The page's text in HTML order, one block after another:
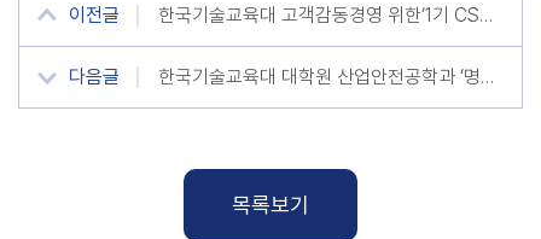
이전글 한국기술교육대 고객감동경영 위한‘1기 CS리더 발대식’
다음글 한국기술교육대 대학원 산업안전공학과 ‘명장’ 등 배출
목록보기